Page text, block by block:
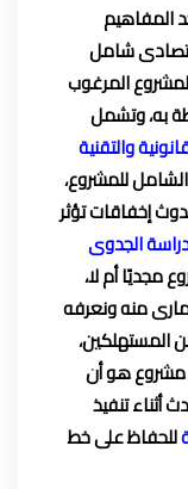
المفاهيم
شامل
المرغوب
به، وتشمل
والتقنية
للمشروع،
إخفاقات تؤثر
الجدوى
مجديًا أم لا،
منه ونعرفه
المستهلكين،
هو أن
أثناء تنفيذ
للحفاظ على خط